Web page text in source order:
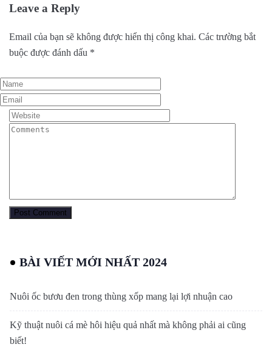
Leave a Reply
Email của bạn sẽ không được hiển thị công khai. Các trường bắt
buộc được đánh dấu *
BÀI VIẾT MỚI NHẤT 2024
Nuôi ốc bươu đen trong thùng xốp mang lại lợi nhuận cao
Kỹ thuật nuôi cá mè hôi hiệu quả nhất mà không phải ai cũng
biết!